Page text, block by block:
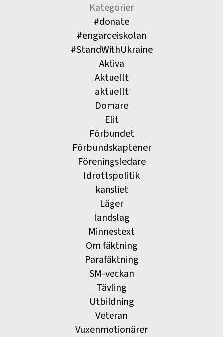
Kategorier
#donate
#engardeiskolan
#StandWithUkraine
Aktiva
Aktuellt
aktuellt
Domare
Elit
Förbundet
Förbundskaptener
Föreningsledare
Idrottspolitik
kansliet
Läger
landslag
Minnestext
Om fäktning
Parafäktning
SM-veckan
Tävling
Utbildning
Veteran
Vuxenmotionärer